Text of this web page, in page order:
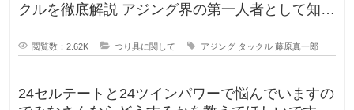
クルを徹底解説 アジング界の第一人者として知ら
閲覧数：2.62K つり具に関して アジング タックル 藤原真一郎
24セルテートと24ツインパワーで悩んでいますの